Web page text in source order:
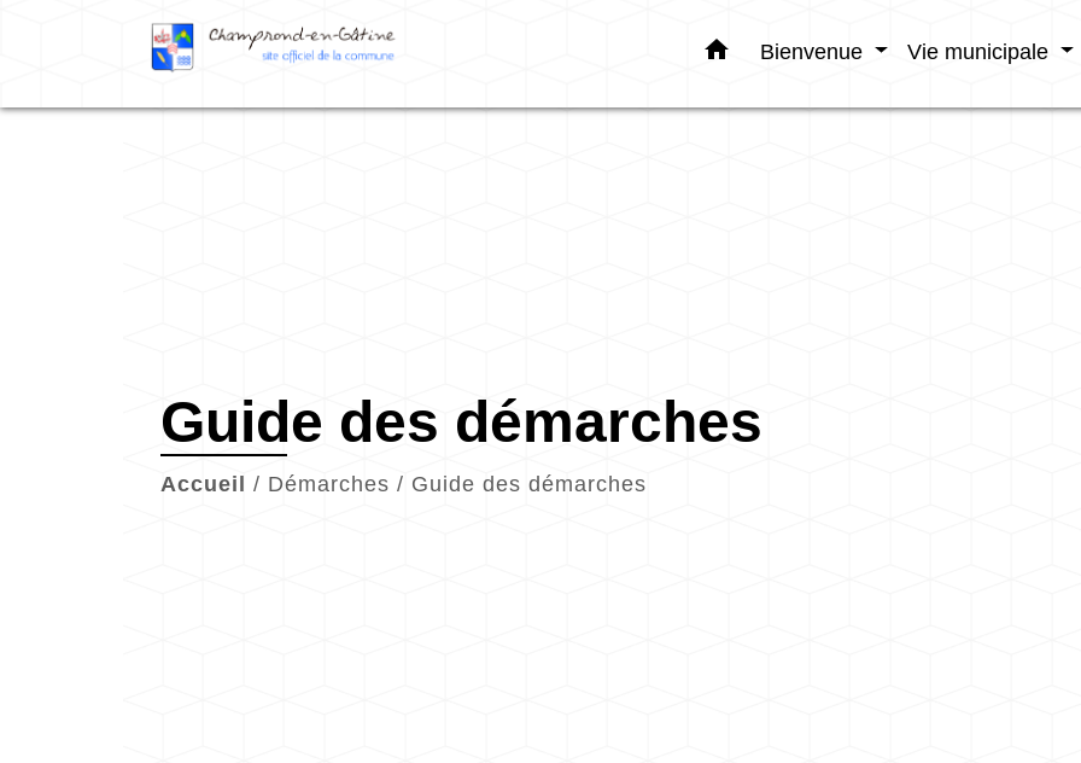
home Bienvenue Vie municipale
Guide des démarches
Accueil / Démarches / Guide des démarches